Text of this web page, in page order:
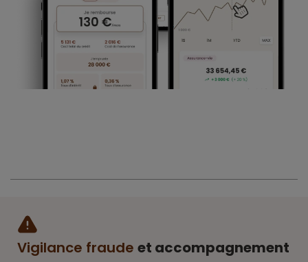
Vigilance fraude et accompagnement